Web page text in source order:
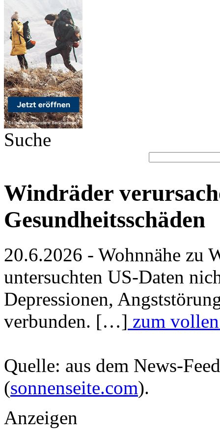
Suche
Windräder
Gesundheitsschäden
20.6.2026 - Wohnnähe zu
untersuchten US-Daten
Depressionen,
verbunden. […] zum
Quelle: aus dem News-
(sonnenseite.com).
Anzeigen